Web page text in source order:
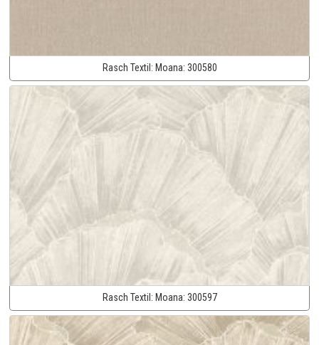
Rasch Textil: Moana: 300580
Rasch Textil: Moana: 300597